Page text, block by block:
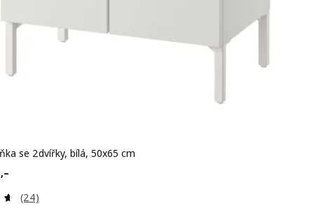
se 2dvířky, bílá, 50x65 cm
,–
Recenze: 4.6 z 5 hvězdy. Celkem recenzí:
(24)